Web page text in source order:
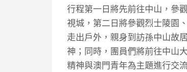
行程第一日將先前往中山，參
視城，第二日將參觀烈士陵園
走出戶外，親身到訪孫中山故
神；同時，團員們將前往中山
精神與澳門青年為主題進行交